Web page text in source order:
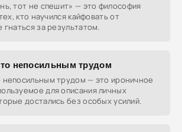
тот не спешит» — это философия
кто научился кайфовать от
гнаться за результатом.
непосильным трудом
непосильным трудом — это ироничное
для описания личных
достались без особых усилий.